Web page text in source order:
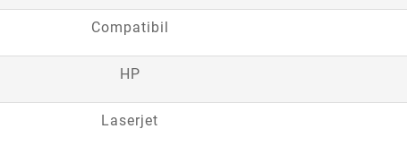
Compatibil
HP
Laserjet